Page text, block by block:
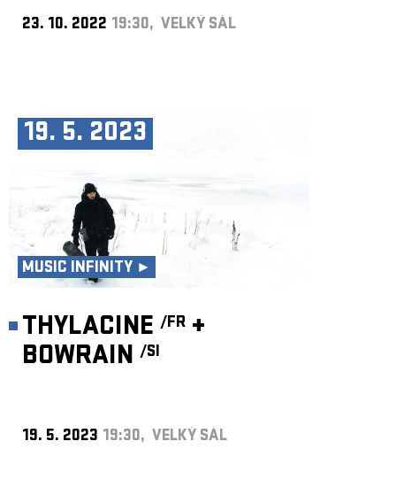
23. 10. 2022 19:30, VELKÝ SÁL
19. 5. 2023
MUSIC INFINITY ►
THYLACINE /FR +
BOWRAIN /SI
19. 5. 2023 19:30, VELKÝ SÁL